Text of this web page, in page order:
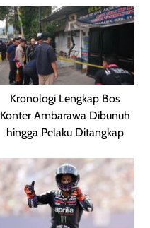
Kronologi Lengkap Bos
Konter Ambarawa Dibunuh
hingga Pelaku Ditangkap